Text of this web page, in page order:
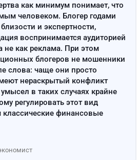
как минимум понимает, что
человеком. Блогер годами
и экспертности,
воспринимается аудиторией
не как реклама. При этом
блогеров не мошенники
слова: чаще они просто
нераскрытый конфликт
в таких случаях крайне
регулировать этот вид
финансовые